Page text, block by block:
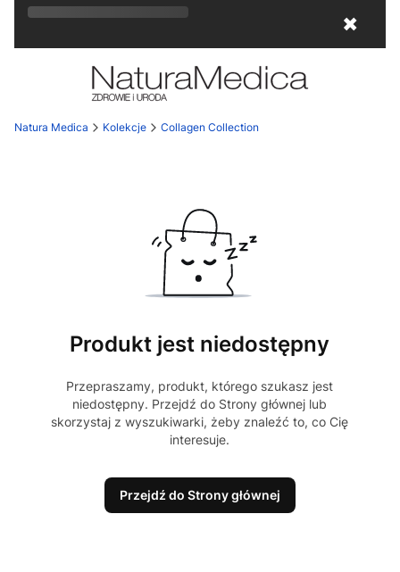
Rozkwitaj na wiosnę! Z kodem ✖
Natura Medica Kolekcje Collagen Collection
Produkt jest niedostępny
Przepraszamy, produkt, którego szukasz jest
niedostępny. Przejdź do Strony głównej lub
skorzystaj z wyszukiwarki, żeby znaleźć to, co Cię
interesuje.
Przejdź do Strony głównej